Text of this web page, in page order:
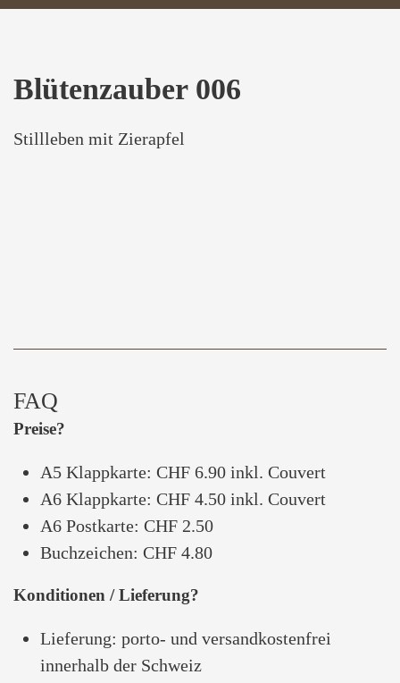
Blütenzauber 006
Stillleben mit Zierapfel
FAQ
Preise?
A5 Klappkarte: CHF 6.90 inkl. Couvert
A6 Klappkarte: CHF 4.50 inkl. Couvert
A6 Postkarte: CHF 2.50
Buchzeichen: CHF 4.80
Konditionen / Lieferung?
Lieferung: porto- und versandkostenfrei
innerhalb der Schweiz